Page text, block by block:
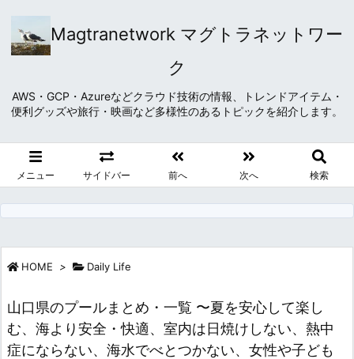
Magtranetwork マグトラネットワー
ク
AWS・GCP・Azureなどクラウド技術の情報、トレンドアイテム・
便利グッズや旅行・映画など多様性のあるトピックを紹介します。
メニュー サイドバー 前へ 次へ 検索
HOME > Daily Life
山口県のプールまとめ・一覧 〜夏を安心して楽し
む、海より安全・快適、室内は日焼けしない、熱中
症にならない、海水でべとつかない、女性や子ども